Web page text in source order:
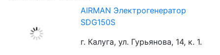
AIRMAN Электрогенератор
SDG150S
г. Калуга, ул. Гурьянова, 14, к. 1.